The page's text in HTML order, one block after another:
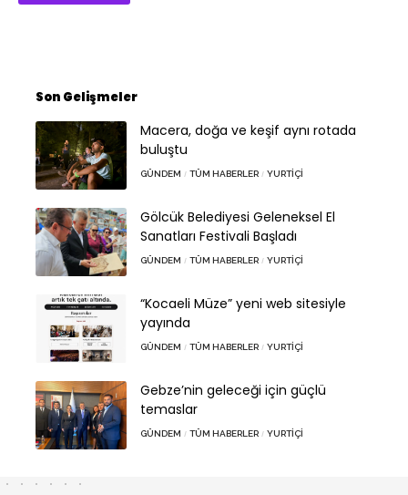
Son Gelişmeler
Macera, doğa ve keşif aynı rotada
buluştu
GÜNDEM TÜM HABERLER YURTIÇI
Gölcük Belediyesi Geleneksel El
Sanatları Festivali Başladı
GÜNDEM TÜM HABERLER YURTIÇI
“Kocaeli Müze” yeni web sitesiyle
yayında
GÜNDEM TÜM HABERLER YURTIÇI
Gebze’nin geleceği için güçlü
temaslar
GÜNDEM TÜM HABERLER YURTIÇI